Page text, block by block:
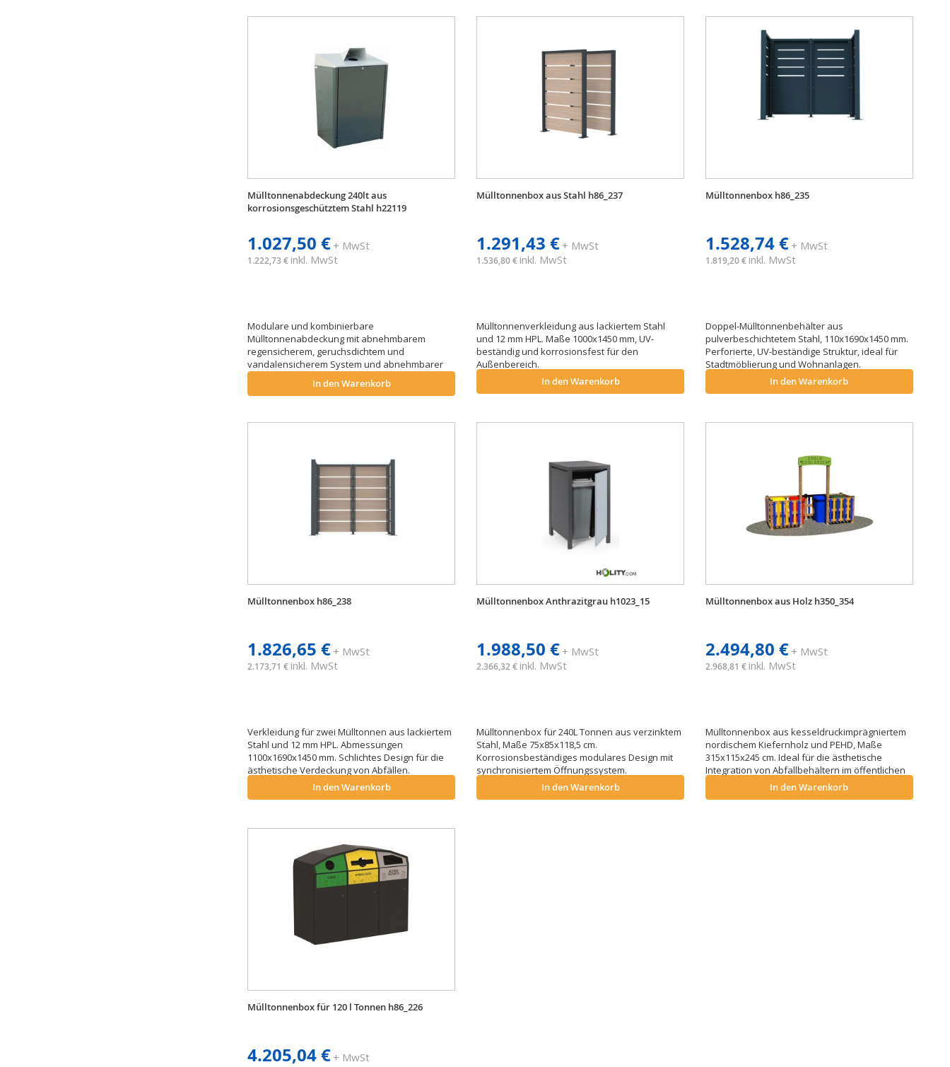
Mülltonnenabdeckung 240lt aus
korrosionsgeschütztem Stahl h22119
1.027,50 €+ MwSt
1.222,73 € inkl. MwSt
Modulare und kombinierbare
Mülltonnenabdeckung mit abnehmbarem
regensicherem, geruchsdichtem und
vandalensicherem System und abnehmbarer
Fronttür zur Entnahme der Mülltonnen. Erhältlich
in verschiedenen Farben.
In den Warenkorb
Mülltonnenbox aus Stahl h86_237
1.291,43 €+ MwSt
1.536,80 € inkl. MwSt
Mülltonnenverkleidung aus lackiertem Stahl
und 12 mm HPL. Maße 1000x1450 mm, UV-
beständig und korrosionsfest für den
Außenbereich.
In den Warenkorb
Mülltonnenbox h86_235
1.528,74 €+ MwSt
1.819,20 € inkl. MwSt
Doppel-Mülltonnenbehälter aus
pulverbeschichtetem Stahl, 110x1690x1450 mm.
Perforierte, UV-beständige Struktur, ideal für
Stadtmöblierung und Wohnanlagen.
In den Warenkorb
Mülltonnenbox h86_238
1.826,65 €+ MwSt
2.173,71 € inkl. MwSt
Verkleidung für zwei Mülltonnen aus lackiertem
Stahl und 12 mm HPL. Abmessungen
1100x1690x1450 mm. Schlichtes Design für die
ästhetische Verdeckung von Abfällen.
In den Warenkorb
Mülltonnenbox Anthrazitgrau h1023_15
1.988,50 €+ MwSt
2.366,32 € inkl. MwSt
Mülltonnenbox für 240L Tonnen aus verzinktem
Stahl, Maße 75x85x118,5 cm.
Korrosionsbeständiges modulares Design mit
synchronisiertem Öffnungssystem.
In den Warenkorb
Mülltonnenbox aus Holz h350_354
2.494,80 €+ MwSt
2.968,81 € inkl. MwSt
Mülltonnenbox aus kesseldruckimprägniertem
nordischem Kiefernholz und PEHD, Maße
315x115x245 cm. Ideal für die ästhetische
Integration von Abfallbehältern im öffentlichen
In den Warenkorb
Mülltonnenbox für 120 l Tonnen h86_226
4.205,04 €+ MwSt